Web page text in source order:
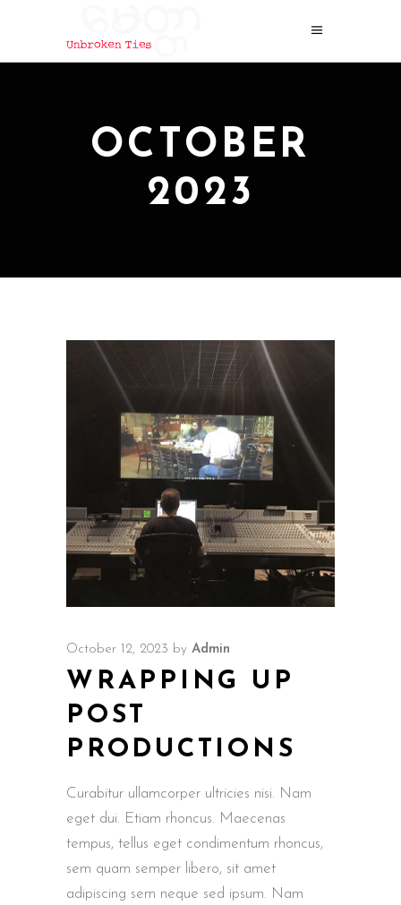
OCTOBER
2023
October 12, 2023 by Admin
WRAPPING UP
POST
PRODUCTIONS
Curabitur ullamcorper ultricies nisi. Nam
eget dui. Etiam rhoncus. Maecenas
tempus, tellus eget condimentum rhoncus,
sem quam semper libero, sit amet
adipiscing sem neque sed ipsum. Nam